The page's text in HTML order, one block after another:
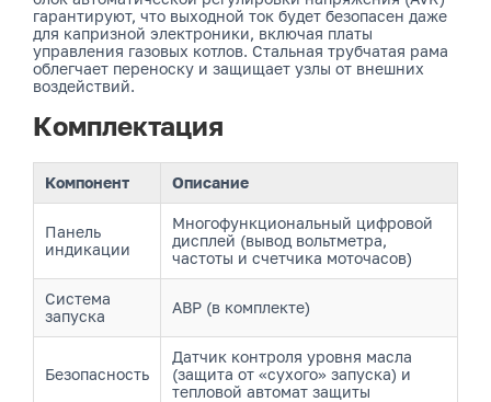
гарантируют, что выходной ток будет безопасен даже
для капризной электроники, включая платы
управления газовых котлов. Стальная трубчатая рама
облегчает переноску и защищает узлы от внешних
воздействий.
Комплектация
Компонент Описание
Панель
индикации
Многофункциональный цифровой
дисплей (вывод вольтметра,
частоты и счетчика моточасов)
Система
запуска
АВР (в комплекте)
Безопасность
Датчик контроля уровня масла
(защита от «сухого» запуска) и
тепловой автомат защиты